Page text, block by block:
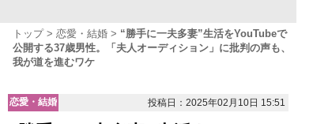
トップ 恋愛・結婚
“勝手に一夫多妻”生活をYouTubeで
公開する37歳男性。「夫人オーディション」に批判の声も、
我が道を進むワケ
恋愛・結婚 投稿日：2025年02月10日 15:51